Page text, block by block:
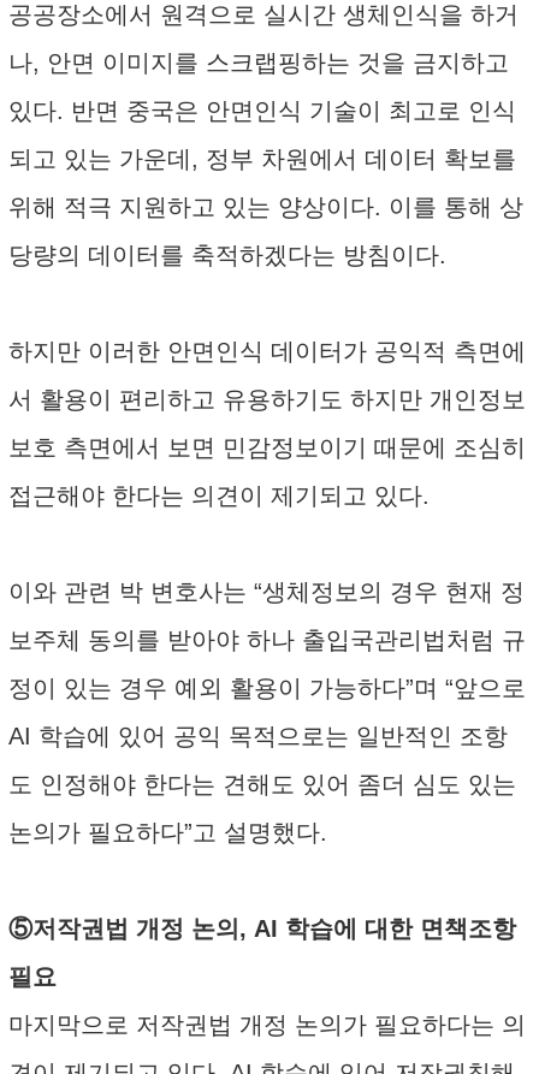
공공장소에서 원격으로 실시간 생체인식을 하거
나, 안면 이미지를 스크랩핑하는 것을 금지하고
있다. 반면 중국은 안면인식 기술이 최고로 인식
되고 있는 가운데, 정부 차원에서 데이터 확보를
위해 적극 지원하고 있는 양상이다. 이를 통해 상
당량의 데이터를 축적하겠다는 방침이다.
하지만 이러한 안면인식 데이터가 공익적 측면에
서 활용이 편리하고 유용하기도 하지만 개인정보
보호 측면에서 보면 민감정보이기 때문에 조심히
접근해야 한다는 의견이 제기되고 있다.
이와 관련 박 변호사는 “생체정보의 경우 현재 정
보주체 동의를 받아야 하나 출입국관리법처럼 규
정이 있는 경우 예외 활용이 가능하다”며 “앞으로
AI 학습에 있어 공익 목적으로는 일반적인 조항
도 인정해야 한다는 견해도 있어 좀더 심도 있는
논의가 필요하다”고 설명했다.
⑤저작권법 개정 논의, AI 학습에 대한 면책조항
필요
마지막으로 저작권법 개정 논의가 필요하다는 의